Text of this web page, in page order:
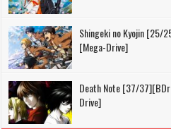
Shingeki no Kyojin [25/
[Mega-Drive]
Death Note [37/
Drive]